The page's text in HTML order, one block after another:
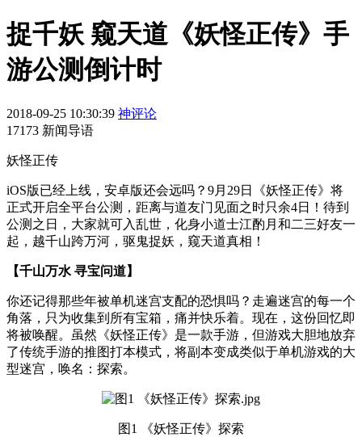
捉千妖 窥天道《妖怪正传》手
游公测倒计时
2018-09-25 10:30:39 神评论
17173 新闻导语
妖怪正传
iOS版已经上线，安卓版还会远吗？9月29日《妖怪正传》将
正式开启全平台公测，距离与道友门见面之时只余4日！待到
公测之日，大家就可入乱世，化身小道士江酌月和二三好友一
起，越千山跨万河，驱鬼捉妖，窥天道真相！
【千山万水 寻宝问道】
你还记得那些年被单机迷宫支配的恐惧吗？走遍迷宫的每一个
角落，只为收集到所有宝箱，痛并快乐着。现在，这份回忆即
将被唤醒。虽然《妖怪正传》是一款手游，但游戏大胆地放弃
了传统手游的推图打本模式，将副本变成类似于单机游戏的大
型迷宫，唤名：探索。
图1 《妖怪正传》探索